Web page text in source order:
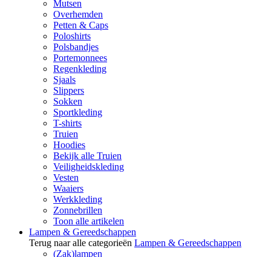
Mutsen
Overhemden
Petten & Caps
Poloshirts
Polsbandjes
Portemonnees
Regenkleding
Sjaals
Slippers
Sokken
Sportkleding
T-shirts
Truien
Hoodies
Bekijk alle Truien
Veiligheidskleding
Vesten
Waaiers
Werkkleding
Zonnebrillen
Toon alle artikelen
Lampen & Gereedschappen
Terug naar alle categorieën Lampen & Gereedschappen
(Zak)lampen